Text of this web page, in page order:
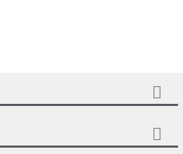

